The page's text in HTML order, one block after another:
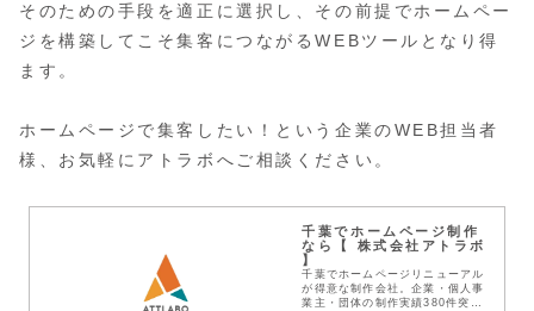
そのための手段を適正に選択し、その前提でホームペー
ジを構築してこそ集客につながるWEBツールとなり得
ます。
ホームページで集客したい！という企業のWEB担当者
様、お気軽にアトラボへご相談ください。
千葉でホームページ制作
なら【 株式会社アトラボ
】
千葉でホームページリニューアル
が得意な制作会社。企業・個人事
業主・団体の制作実績380件突